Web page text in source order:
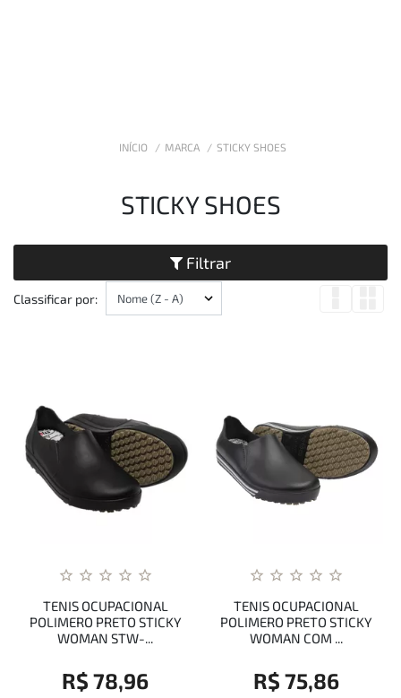
INÍCIO MARCA STICKY SHOES
STICKY SHOES
Filtrar
Classificar por:
TENIS OCUPACIONAL
POLIMERO PRETO STICKY
WOMAN STW-...
R$ 78,96
TENIS OCUPACIONAL
POLIMERO PRETO STICKY
WOMAN COM ...
R$ 75,86